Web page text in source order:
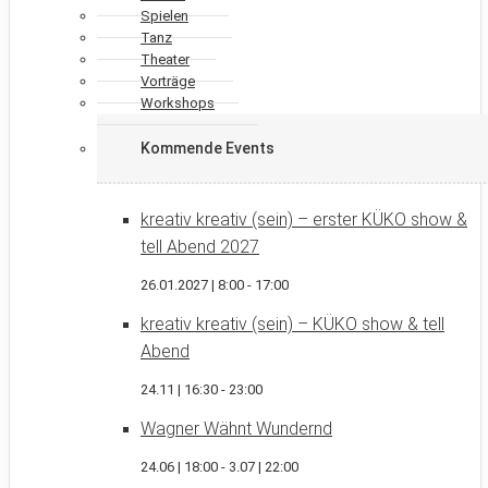
Spielen
Tanz
Theater
Vorträge
Workshops
Kommende Events
kreativ kreativ (sein) – erster KÜKO show &
tell Abend 2027
26.01.2027 | 8:00 - 17:00
kreativ kreativ (sein) – KÜKO show & tell
Abend
24.11 | 16:30 - 23:00
Wagner Wähnt Wundernd
24.06 | 18:00 - 3.07 | 22:00